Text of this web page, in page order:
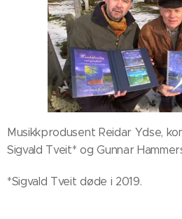
Musikkprodusent Reidar Ydse,
Sigvald Tveit* og Gunnar
*Sigvald Tveit døde i 2019.